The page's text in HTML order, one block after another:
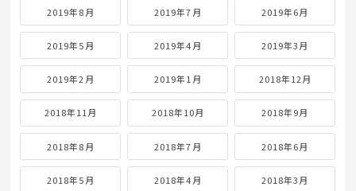
2019年8月 2019年7月 2019年6月
2019年5月 2019年4月 2019年3月
2019年2月 2019年1月 2018年12月
2018年11月 2018年10月 2018年9月
2018年8月 2018年7月 2018年6月
2018年5月 2018年4月 2018年3月